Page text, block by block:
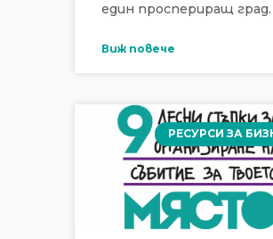
един проспериращ град.
Виж повече
РЕСУРСИ ЗА